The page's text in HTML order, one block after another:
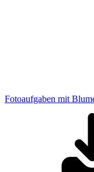
Fotoaufgaben mit